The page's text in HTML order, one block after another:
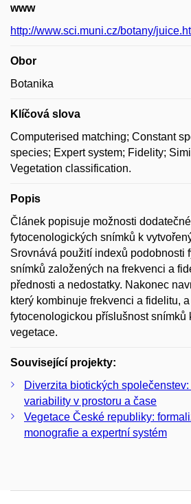
www
http://www.sci.muni.cz/botany/
Obor
Botanika
Klíčová slova
Computerised matching; Constant
species; Expert system; Fidelity;
Vegetation classification.
Popis
Článek popisuje možnosti
fytocenologických snímků k
Srovnává použití indexů podobnosti
snímků založených na frekvenci a
přednosti a nedostatky. Nakonec
který kombinuje frekvenci a fidelitu,
fytocenologickou příslušnost snímků
vegetace.
Související projekty:
Diverzita biotických
variability v prostoru a čase
Vegetace České republiky:
monografie a expertní systém